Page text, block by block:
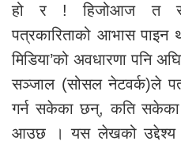
हो र ! हिजोआज त
पत्रकारिताको आभास पाइन
मिडिया’को अवधारणा पनि
सञ्जाल (सोसल नेटवर्क)ले
गर्न सकेका छन्, कति
आउछ । यस लेखको उद्देश्य